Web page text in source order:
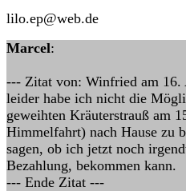
lilo.ep@web.de
Marcel:
--- Zitat von: Winfried am 16.
leider habe ich nicht die
geweihten Kräuterstrauß am
Himmelfahrt) nach Hause zu
sagen, ob ich jetzt noch
Bezahlung, bekommen kann.
--- Ende Zitat ---